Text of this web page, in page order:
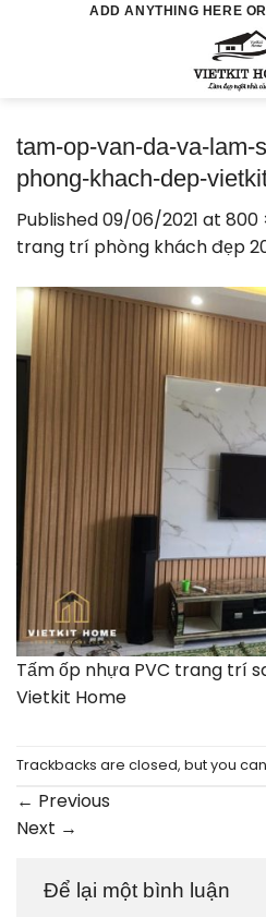
ADD ANYTHING HERE
tam-op-van-da-va-lam-
phong-khach-dep-
Published09/06/2021 at 800
trang trí phòng khách đẹp
Tấm ốp nhựa PVC trang trí
Vietkit Home
Trackbacks are closed, but you can
← Previous
Next →
Để lại một bình luận